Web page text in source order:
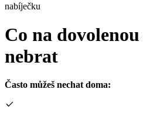
nabíječku
Co na
nebrat
Často můžeš nechat doma: